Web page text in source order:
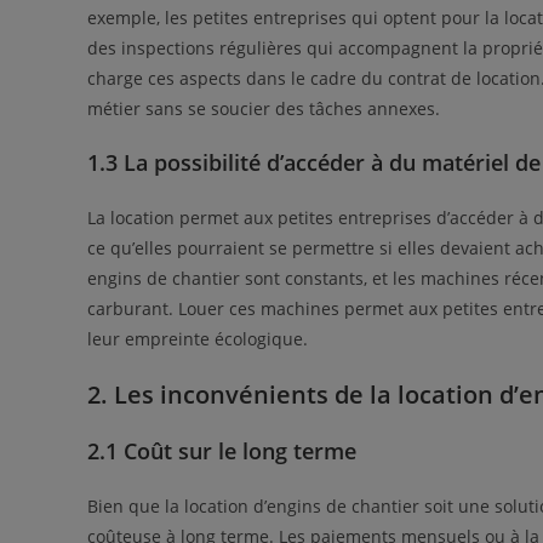
exemple, les petites entreprises qui optent pour la
des inspections régulières qui accompagnent la
charge ces aspects dans le cadre du contrat de
métier sans se soucier des tâches annexes.
1.3 La possibilité d’accéder à du matériel
La location permet aux petites entreprises d’accéder
ce qu’elles pourraient se permettre si elles devaient
engins de chantier sont constants, et les machines
carburant. Louer ces machines permet aux petites
leur empreinte écologique.
2. Les inconvénients de la location
2.1 Coût sur le long terme
Bien que la location d’engins de chantier soit une
coûteuse à long terme. Les paiements mensuels ou à